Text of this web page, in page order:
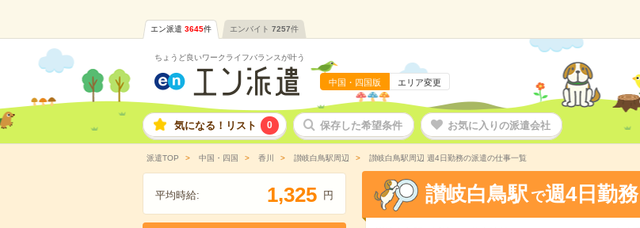
エン派遣 3645件 エンバイト 7257件
ちょうど良いワークライフバランスが叶う
中国・四国版 エリア変更
気になる！リスト 0 保存した希望条件 お気に入りの派遣会社
派遣TOP 中国・四国 香川 讃岐白鳥駅周辺 讃岐白鳥駅周辺 週4日勤務の派遣の仕事一覧
平均時給: 1,325 円 讃岐白鳥駅 で週4日勤務